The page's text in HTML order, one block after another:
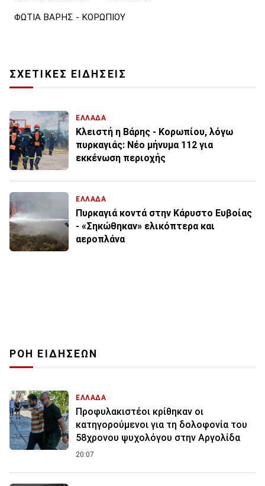
ΦΩΤΙΑ ΒΑΡΗΣ - ΚΟΡΩΠΙΟΥ
ΣΧΕΤΙΚΕΣ ΕΙΔΗΣΕΙΣ
ΕΛΛΑΔΑ
Κλειστή η Βάρης - Κορωπίου, λόγω
πυρκαγιάς: Νέο μήνυμα 112 για
εκκένωση περιοχής
ΕΛΛΑΔΑ
Πυρκαγιά κοντά στην Κάρυστο Ευβοίας
- «Σηκώθηκαν» ελικόπτερα και
αεροπλάνα
ΡΟΗ ΕΙΔΗΣΕΩΝ
ΕΛΛΑΔΑ
Προφυλακιστέοι κρίθηκαν οι
κατηγορούμενοι για τη δολοφονία του
58χρονου ψυχολόγου στην Αργολίδα
20:07